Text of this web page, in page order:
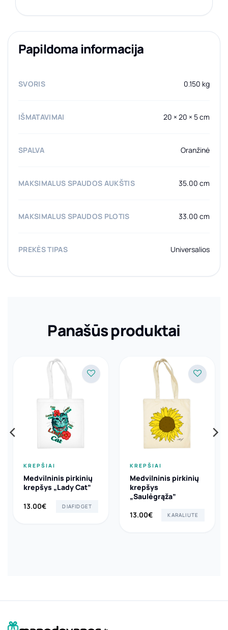
Papildoma informacija
SVORIS 0.150 kg
IŠMATAVIMAI 20 × 20 × 5 cm
SPALVA Oranžinė
MAKSIMALUS SPAUDOS AUKŠTIS 35.00 cm
MAKSIMALUS SPAUDOS PLOTIS 33.00 cm
PREKĖS TIPAS Universalios
Panašūs produktai
KREPŠIAI
Medvilninis pirkinių
krepšys „Lady Cat”
13.00€ DIAFIDGET
KREPŠIAI
Medvilninis pirkinių
krepšys
„Saulėgrąža”
13.00€ KARALIUTE